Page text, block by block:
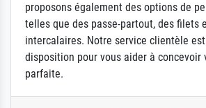
proposons également des options de
telles que des passe-partout, des filets
intercalaires. Notre service clientèle
disposition pour vous aider à
parfaite.